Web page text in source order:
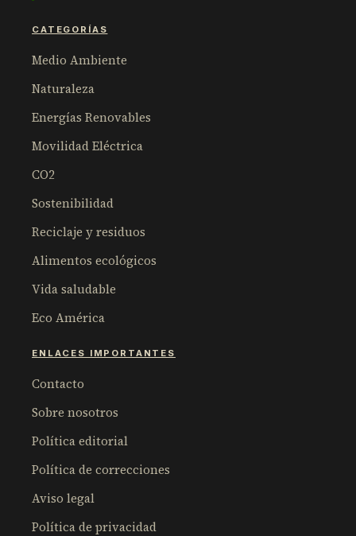
CATEGORÍAS
Medio Ambiente
Naturaleza
Energías Renovables
Movilidad Eléctrica
CO2
Sostenibilidad
Reciclaje y residuos
Alimentos ecológicos
Vida saludable
Eco América
ENLACES IMPORTANTES
Contacto
Sobre nosotros
Política editorial
Política de correcciones
Aviso legal
Política de privacidad